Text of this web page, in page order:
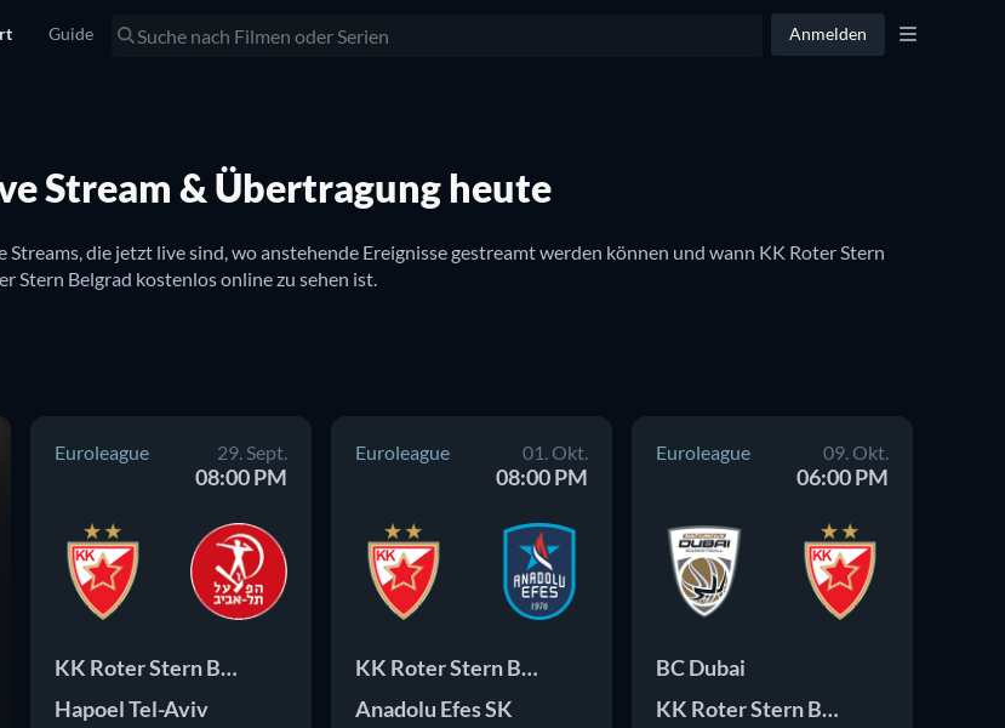
Guide Anmelden
Stream & Übertragung heute
die jetzt live sind, wo anstehende Ereignisse gestreamt werden können und wann KK Roter Stern
Euroleague 29. Sept.
08:00 PM
KK Roter Stern Belgrad
Hapoel Tel-Aviv
Euroleague 01. Okt.
08:00 PM
KK Roter Stern Belgrad
Anadolu Efes SK
Euroleague 09. Okt.
06:00 PM
BC Dubai
KK Roter Stern Belgrad